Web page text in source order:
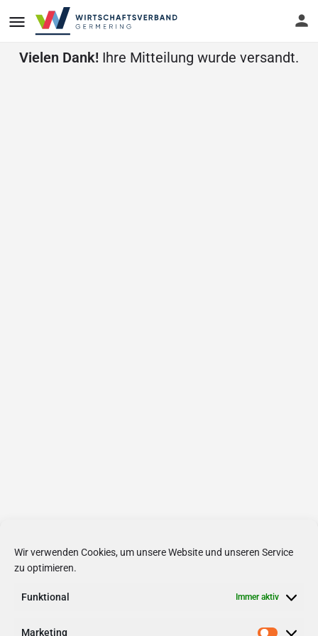
Wir verwenden Cookies, um unsere Website und unseren Service
zu optimieren.
Funktional Immer aktiv
Marketing
Vielen Dank! Ihre Mitteilung wurde versandt.